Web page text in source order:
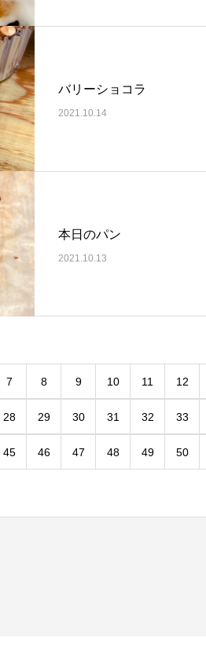
バリーショコラ
2021.10.14
本日のパン
2021.10.13
7 8 9 10 11 12
28 29 30 31 32 33
45 46 47 48 49 50